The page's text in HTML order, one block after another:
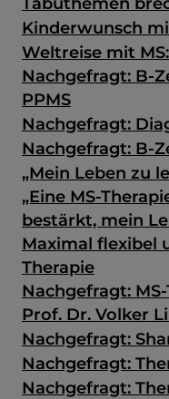
Kinderwunsch
Weltreise mit
Nachgefragt: B-
PPMS
Nachgefragt:
Nachgefragt: B-
„Mein Leben zu
„Eine MS-
bestärkt, mein
Maximal flexibel
Therapie
Nachgefragt:
Prof. Dr. Volker
Nachgefragt:
Nachgefragt:
Nachgefragt: